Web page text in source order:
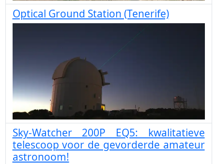
Optical Ground Station (Tenerife)
Sky-Watcher 200P EQ5: kwalitatieve
telescoop voor de gevorderde amateur
astronoom!